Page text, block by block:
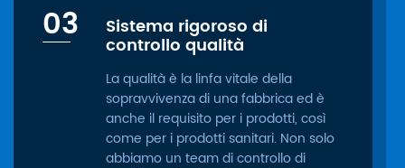
03 Sistema rigoroso di
controllo qualità
La qualità è la linfa vitale della
sopravvivenza di una fabbrica ed è
anche il requisito per i prodotti, così
come per i prodotti sanitari. Non solo
abbiamo un team di controllo di